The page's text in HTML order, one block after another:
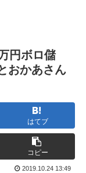
新設を検討
せ！」
るものがコレ！...
する感じ！？」...
日本人は韓国...
円ボロ儲
おかあさん
はてブ
コピー
2019.10.24 13:49